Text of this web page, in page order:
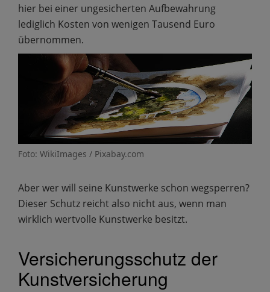
hier bei einer ungesicherten Aufbewahrung
lediglich Kosten von wenigen Tausend Euro
übernommen.
Foto: WikiImages / Pixabay.com
Aber wer will seine Kunstwerke schon wegsperren?
Dieser Schutz reicht also nicht aus, wenn man
wirklich wertvolle Kunstwerke besitzt.
Versicherungsschutz der
Kunstversicherung